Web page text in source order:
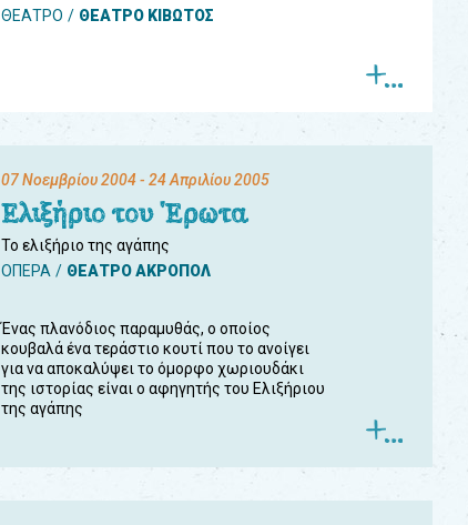
ΘΕΑΤΡΟ ΘΕΑΤΡΟ ΚΙΒΩΤΟΣ
07 Νοεμβρίου 2004- 24 Απριλίου 2005
Ελιξήριο του Έρωτα
Το ελιξήριο της αγάπης
ΟΠΕΡΑ
ΘΕΑΤΡΟ ΑΚΡΟΠΟΛ
Ένας πλανόδιος παραμυθάς, ο οποίος
κουβαλά ένα τεράστιο κουτί που το ανοίγει
για να αποκαλύψει το όμορφο χωριουδάκι
της ιστορίας είναι ο αφηγητής του Ελιξήριου
της αγάπης